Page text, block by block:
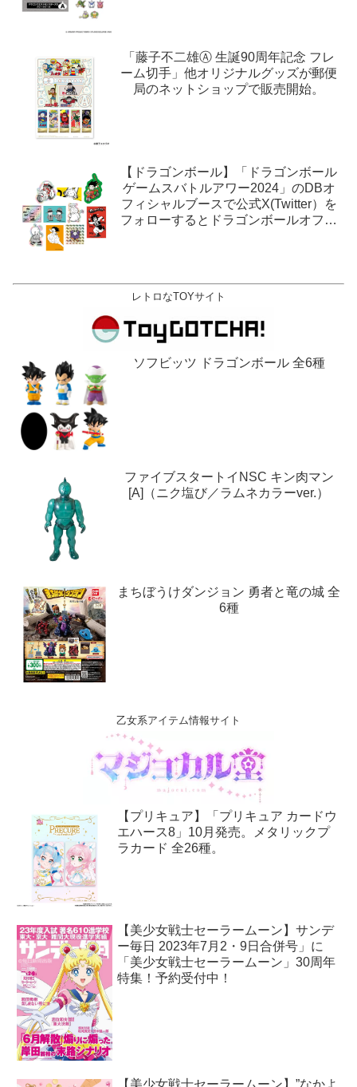
「藤子不二雄Ⓐ 生誕90周年記念 フレ
ーム切手」他オリジナルグッズが郵便
局のネットショップで販売開始。
【ドラゴンボール】「ドラゴンボール
ゲームスバトルアワー2024」のDBオ
フィシャルブースで公式X(Twitter）を
フォローするとドラゴンボールオフィ
レトロなTOYサイト
ソフビッツ ドラゴンボール 全6種
ファイブスタートイNSC キン肉マン
[A]（ニク塩び／ラムネカラーver.）
まちぼうけダンジョン 勇者と竜の城 全
6種
乙女系アイテム情報サイト
【プリキュア】「プリキュア カードウ
エハース8」10月発売。メタリックプ
ラカード 全26種。
【美少女戦士セーラームーン】サンデ
ー毎日 2023年7月2・9日合併号」に
「美少女戦士セーラームーン」30周年
特集！予約受付中！
【美少女戦士セーラームーン】”なかよ